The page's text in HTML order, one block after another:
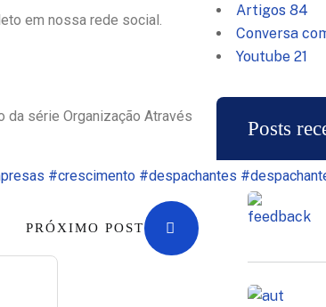
em nossa rede social.
da série Organização Através
#crescimento #despachantes
PRÓXIMO POST
Artigos 84
Conversa
Youtube 21
Posts